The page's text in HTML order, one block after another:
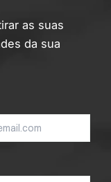
as suas
da sua